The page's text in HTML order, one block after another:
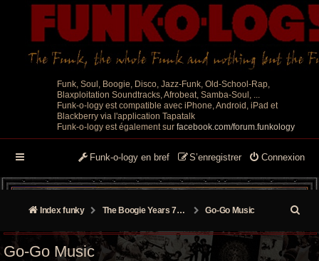
Funk, Soul, Boogie, Disco, Jazz-Funk, Old-School-Rap,
Blaxploitation Soundtracks, Afrobeat, Samba-Soul, ...
Funk-o-logy est compatible avec iPhone, Android, iPad et
Blackberry via l'application Tapatalk
Funk-o-logy est également sur facebook.com/forum.funkology
Connexion
S’enregistrer
Funk-o-logy en bref
Index funky The Boogie Years 70’s/80’s Go-Go Music
e
Go-Go Music